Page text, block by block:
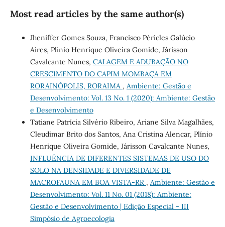
Most read articles by the same author(s)
Jheniffer Gomes Souza, Francisco Péricles Galúcio
Aires, Plínio Henrique Oliveira Gomide, Járisson
Cavalcante Nunes, CALAGEM E ADUBAÇÃO NO
CRESCIMENTO DO CAPIM MOMBAÇA EM
RORAINÓPOLIS, RORAIMA , Ambiente: Gestão e
Desenvolvimento: Vol. 13 No. 1 (2020): Ambiente: Gestão
e Desenvolvimento
Tatiane Patrícia Silvério Ribeiro, Ariane Silva Magalhães,
Cleudimar Brito dos Santos, Ana Cristina Alencar, Plínio
Henrique Oliveira Gomide, Járisson Cavalcante Nunes,
INFLUÊNCIA DE DIFERENTES SISTEMAS DE USO DO
SOLO NA DENSIDADE E DIVERSIDADE DE
MACROFAUNA EM BOA VISTA-RR , Ambiente: Gestão e
Desenvolvimento: Vol. 11 No. 01 (2018): Ambiente:
Gestão e Desenvolvimento | Edição Especial - III
Simpósio de Agroecologia